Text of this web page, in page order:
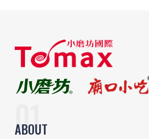
ABOUT